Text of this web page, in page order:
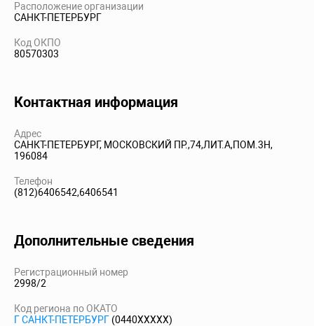
Расположение организации
САНКТ-ПЕТЕРБУРГ
Код ОКПО
80570303
Контактная информация
Адрес
САНКТ-ПЕТЕРБУРГ, МОСКОВСКИЙ ПР.,74,ЛИТ.А,ПОМ.3Н,
196084
Телефон
(812)6406542,6406541
Дополнительные сведения
Регистрационный номер
2998/2
Код региона по ОКАТО
Г САНКТ-ПЕТЕРБУРГ (0440XXXXX)